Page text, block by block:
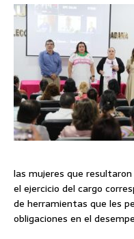
las mujeres que
el ejercicio del cargo
de herramientas que les
obligaciones en el